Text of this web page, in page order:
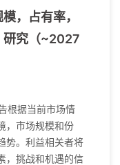
，占有率，
研究（~2027
根据当前市场情
，市场规模和份
势。利益相关者将
，挑战和机遇的信